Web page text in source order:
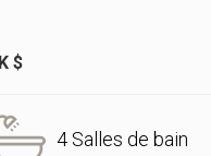
$
4 Salles de bain